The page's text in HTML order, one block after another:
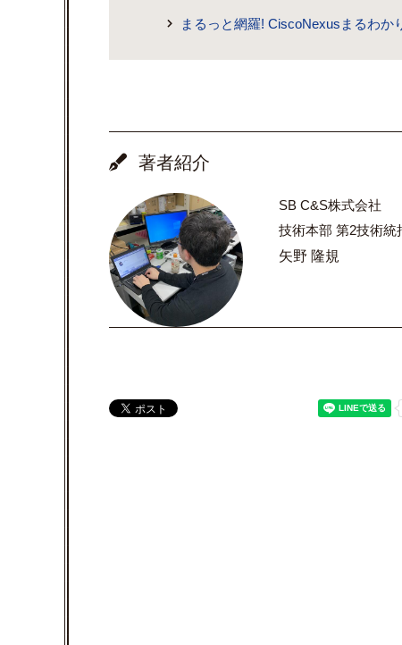
まるっと網羅! CiscoNexusまるわか
著者紹介
SB C&S株式会社
技術本部 第2技術統
矢野 隆規